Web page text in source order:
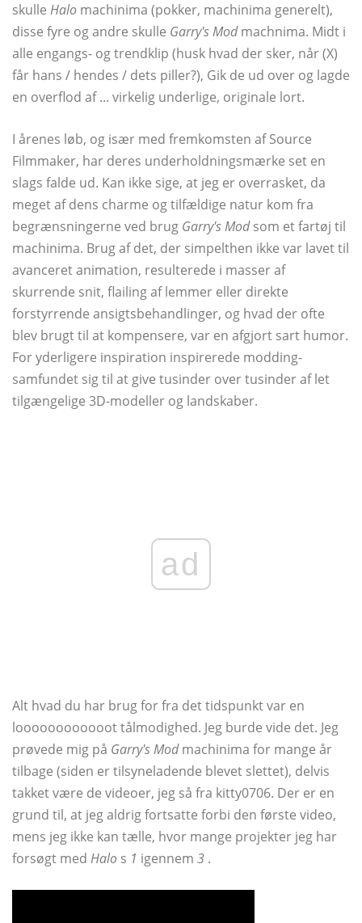
skulle Halo machinima (pokker, machinima generelt),
disse fyre og andre skulle Garry's Modmachnima. Midt i
alle engangs- og trendklip (husk hvad der sker, når (X)
får hans / hendes / dets piller?), Gik de ud over og lagde
en overflod af ... virkelig underlige, originale lort.
I årenes løb, og især med fremkomsten af ​​Source
Filmmaker, har deres underholdningsmærke set en
slags falde ud. Kan ikke sige, at jeg er overrasket, da
meget af dens charme og tilfældige natur kom fra
begrænsningerne ved brug Garry's Modsom et fartøj til
machinima. Brug af det, der simpelthen ikke var lavet til
avanceret animation, resulterede i masser af
skurrende snit, flailing af lemmer eller direkte
forstyrrende ansigtsbehandlinger, og hvad der ofte
blev brugt til at kompensere, var en afgjort sart humor.
For yderligere inspiration inspirerede modding-
samfundet sig til at give tusinder over tusinder af let
tilgængelige 3D-modeller og landskaber.
ad
Alt hvad du har brug for fra det tidspunkt var en
loooooooooooot tålmodighed. Jeg burde vide det. Jeg
prøvede mig på Garry's Modmachinima for mange år
tilbage (siden er tilsyneladende blevet slettet), delvis
takket være de videoer, jeg så fra kitty0706. Der er en
grund til, at jeg aldrig fortsatte forbi den første video,
mens jeg ikke kan tælle, hvor mange projekter jeg har
forsøgt med Halo s 1 igennem 3 .